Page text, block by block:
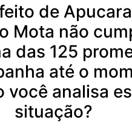
de
Mota não
das 125
até o
você analisa
situação?